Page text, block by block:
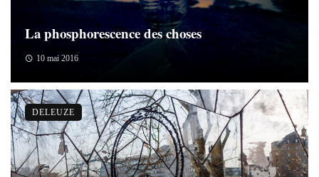
La phosphorescence des choses
10 mai 2016
DELEUZE